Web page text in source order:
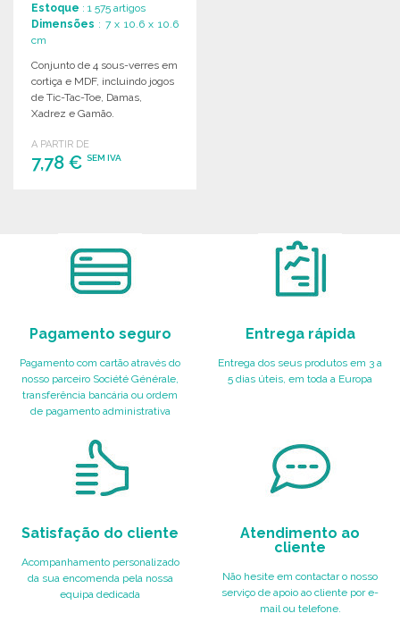
Estoque : 1 575 artigos
Dimensões : 7 x 10.6 x 10.6
cm
Conjunto de 4 sous-verres em
cortiça e MDF, incluindo jogos
de Tic-Tac-Toe, Damas,
Xadrez e Gamão.
A PARTIR DE
7,78 € SEM IVA
Pagamento seguro
Pagamento com cartão através do
nosso parceiro Société Générale,
transferência bancária ou ordem
de pagamento administrativa
Entrega rápida
Entrega dos seus produtos em 3 a
5 dias úteis, em toda a Europa
Satisfação do cliente
Acompanhamento personalizado
da sua encomenda pela nossa
equipa dedicada
Atendimento ao
cliente
Não hesite em contactar o nosso
serviço de apoio ao cliente por e-
mail ou telefone.